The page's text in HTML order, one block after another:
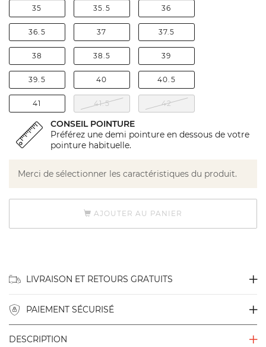
35 35.5 36
36.5 37 37.5
38 38.5 39
39.5 40 40.5
41 41.5 42
CONSEIL POINTURE
Préférez une demi pointure en dessous de votre
pointure habituelle.
Merci de sélectionner les caractéristiques du produit.
AJOUTER AU PANIER
LIVRAISON ET RETOURS GRATUITS
PAIEMENT SÉCURISÉ
DESCRIPTION